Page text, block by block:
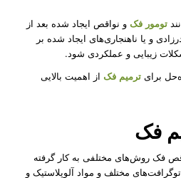
تومور فکو نواقص ایجاد شده بعد از
و یا ناهنجاری‌های ایجاد شده بر
زیبایی و عملکردی شود.
برای ترمیم فکاز اهمیت بالایی
فک
فک روش‌های مختلفی به کار گرفته
مختلف و مواد آلوپلاستیک و